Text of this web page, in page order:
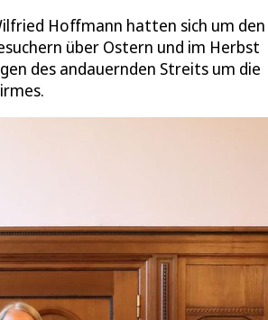
Hoffmann hatten sich um den
über Ostern und im Herbst
des andauernden Streits um die